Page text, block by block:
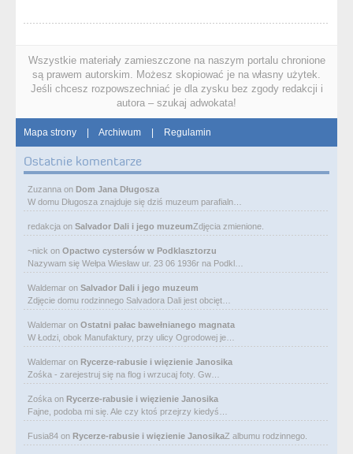
Wszystkie materiały zamieszczone na naszym portalu chronione
są prawem autorskim. Możesz skopiować je na własny użytek.
Jeśli chcesz rozpowszechniać je dla zysku bez zgody redakcji i
autora – szukaj adwokata!
Mapa strony | Archiwum | Regulamin
Ostatnie komentarze
Zuzanna on Dom Jana Długosza
W domu Długosza znajduje się dziś muzeum parafialn…
redakcja on Salvador Dali i jego muzeumZdjęcia zmienione.
~nick on Opactwo cystersów w Podklasztorzu
Nazywam się Wełpa Wiesław ur. 23 06 1936r na Podkl…
Waldemar on Salvador Dali i jego muzeum
Zdjęcie domu rodzinnego Salvadora Dali jest obcięt…
Waldemar on Ostatni pałac bawełnianego magnata
W Łodzi, obok Manufaktury, przy ulicy Ogrodowej je…
Waldemar on Rycerze-rabusie i więzienie Janosika
Zośka - zarejestruj się na flog i wrzucaj foty. Gw…
Zośka on Rycerze-rabusie i więzienie Janosika
Fajne, podoba mi się. Ale czy ktoś przejrzy kiedyś…
Fusia84 on Rycerze-rabusie i więzienie JanosikaZ albumu rodzinnego.